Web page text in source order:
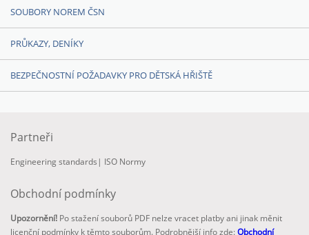
SOUBORY NOREM ČSN
PRŮKAZY, DENÍKY
BEZPEČNOSTNÍ POŽADAVKY PRO DĚTSKÁ HŘIŠTĚ
Partneři
Engineering standards | ISO Normy
Obchodní podmínky
Upozornění! Po stažení souborů PDF nelze vracet platby ani jinak měnit
licenční podmínky k těmto souborům. Podrobnější info zde:Obchodní